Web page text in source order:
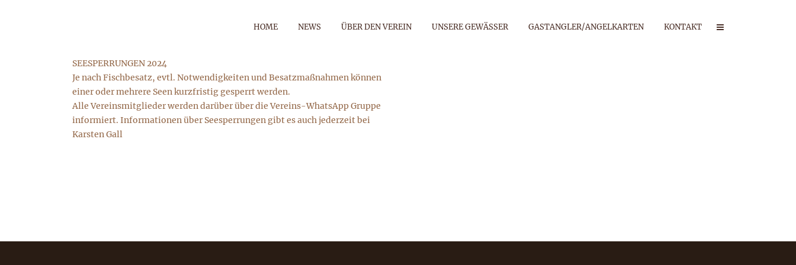
HOME NEWS ÜBER DEN VEREIN UNSERE GEWÄSSER GASTANGLER/ANGELKARTEN KONTAKT
SEESPERRUNGEN 2024
SEESPERRUNGEN 2024
Je nach Fischbesatz, evtl. Notwendigkeiten und Besatzmaßnahmen können
einer oder mehrere Seen kurzfristig gesperrt werden.
Alle Vereinsmitglieder werden darüber über die Vereins-WhatsApp Gruppe
informiert. Informationen über Seesperrungen gibt es auch jederzeit bei
Karsten Gall